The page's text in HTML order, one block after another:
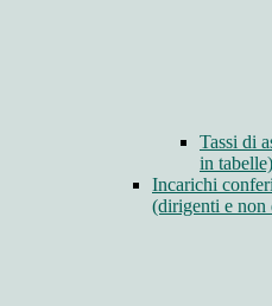
Tassi di
in tabelle)
Incarichi
(dirigenti e non